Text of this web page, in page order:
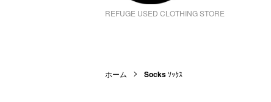
REFUGE USED CLOTHING STORE
ホーム Socksｿｯｸｽ